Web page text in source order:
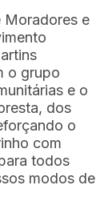
Moradores e
o grupo
e o
dos
o
com
todos
modos de